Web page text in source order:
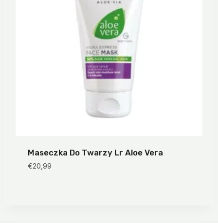
Maseczka Do Twarzy Lr Aloe Vera
€20,99